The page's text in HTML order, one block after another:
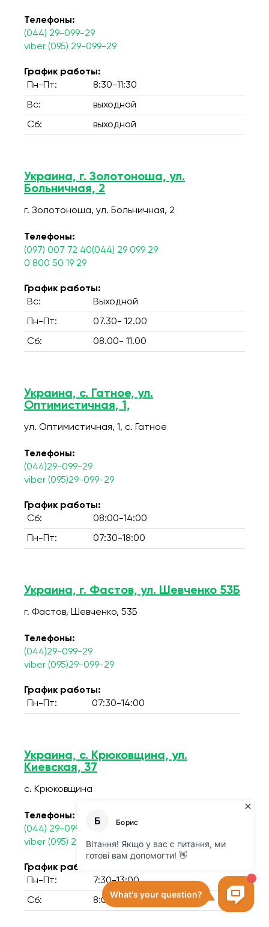
Телефоны:
(044) 29-099-29
viber (095) 29-099-29
График работы:
Пн-Пт:
8:30-11:30
Вс: выходной
Сб: выходной
Украина, г. Золотоноша, ул.
Больничная, 2
г. Золотоноша, ул. Больничная, 2
Телефоны:
(097) 007 72 40(044) 29 099 29
0 800 50 19 29
График работы:
Вс:
Выходной
Пн-Пт: 07.30- 12.00
Сб: 08.00- 11.00
Украина, с. Гатное, ул.
Оптимистичная, 1,
ул. Оптимистичная, 1, c. Гатное
Телефоны:
(044)29-099-29
viber (095)29-099-29
График работы:
Сб:
08:00-14:00
Пн-Пт: 07:30-18:00
Украина, г. Фастов, ул. Шевченко 53Б
г. Фастов, Шевченко, 53Б
Телефоны:
(044)29-099-29
viber (095)29-099-29
График работы:
Пн-Пт:
07:30-14:00
Украина, с. Крюковщина, ул.
Киевская, 37
с. Крюковщина
Телефоны:
(044) 29-099-29
viber (095) 29-099-29
График работы:
Пн-Пт:
7:30-13:00
Сб: 8:00-12:00